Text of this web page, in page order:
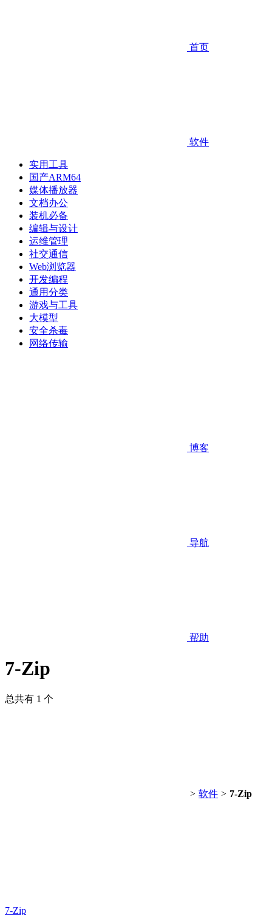
首页
软件
实用工具
国产ARM64
媒体播放器
文档办公
装机必备
编辑与设计
运维管理
社交通信
Web浏览器
开发编程
通用分类
游戏与工具
大模型
安全杀毒
网络传输
博客
导航
帮助
7-Zip
总共有 1 个
> 软件 > 7-Zip
7-Zip